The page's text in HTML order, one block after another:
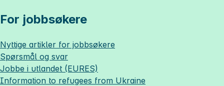
For jobbsøkere
Nyttige artikler for jobbsøkere
Spørsmål og svar
Jobbe i utlandet (EURES)
Information to refugees from Ukraine